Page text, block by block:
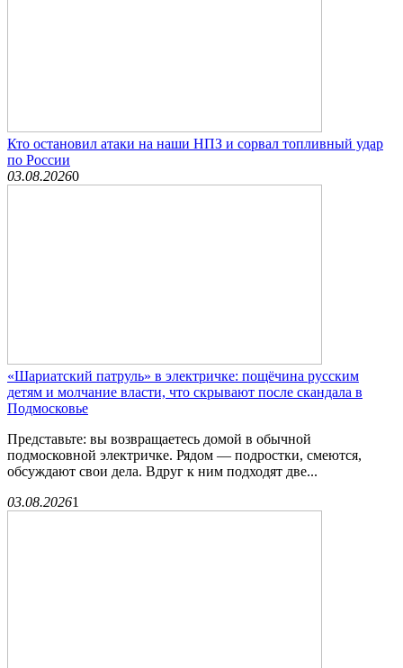
Кто остановил атаки на наши НПЗ и сорвал топливный удар
по России
03.08.20260
«Шариатский патруль» в электричке: пощёчина русским
детям и молчание власти, что скрывают после скандала в
Подмосковье
Представьте: вы возвращаетесь домой в обычной
подмосковной электричке. Рядом — подростки, смеются,
обсуждают свои дела. Вдруг к ним подходят две...
03.08.20261